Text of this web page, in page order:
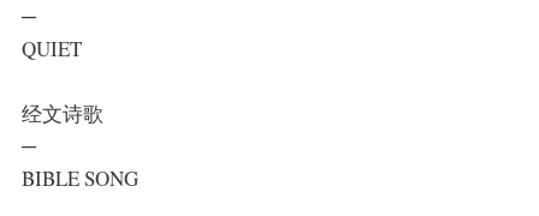
─
QUIET
经文诗歌
─
BIBLE SONG